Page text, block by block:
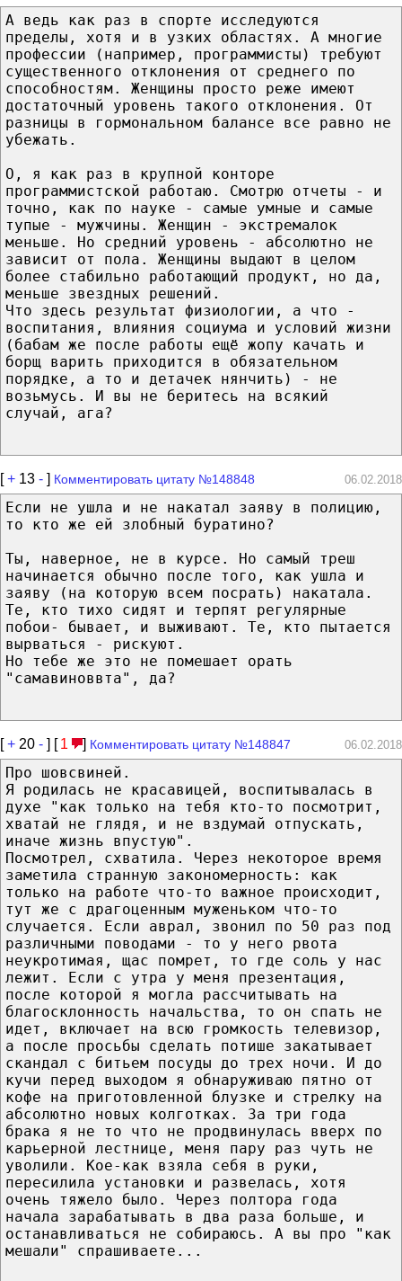
А ведь как раз в спорте исследуются
пределы, хотя и в узких областях. А многие
профессии (например, программисты) требуют
существенного отклонения от среднего по
способностям. Женщины просто реже имеют
достаточный уровень такого отклонения. От
разницы в гормональном балансе все равно не
убежать.
О, я как раз в крупной конторе
программистской работаю. Смотрю отчеты - и
точно, как по науке - самые умные и самые
тупые - мужчины. Женщин - экстремалок
меньше. Но средний уровень - абсолютно не
зависит от пола. Женщины выдают в целом
более стабильно работающий продукт, но да,
меньше звездных решений.
Что здесь результат физиологии, а что -
воспитания, влияния социума и условий жизни
(бабам же после работы ещё жопу качать и
борщ варить приходится в обязательном
порядке, а то и детачек нянчить) - не
возьмусь. И вы не беритесь на всякий
случай, ага?
[+ 13 - ] Комментировать цитату №148848 06.02.2018
Если не ушла и не накатал заяву в полицию,
то кто же ей злобный буратино?
Ты, наверное, не в курсе. Но самый треш
начинается обычно после того, как ушла и
заяву (на которую всем посрать) накатала.
Те, кто тихо сидят и терпят регулярные
побои- бывает, и выживают. Те, кто пытается
вырваться - рискуют.
Но тебе же это не помешает орать
"самавиноввта", да?
[+ 20 - ] [ 1 ] Комментировать цитату №148847 06.02.2018
Про шовсвиней.
Я родилась не красавицей, воспитывалась в
духе "как только на тебя кто-то посмотрит,
хватай не глядя, и не вздумай отпускать,
иначе жизнь впустую".
Посмотрел, схватила. Через некоторое время
заметила странную закономерность: как
только на работе что-то важное происходит,
тут же с драгоценным муженьком что-то
случается. Если аврал, звонил по 50 раз под
различными поводами - то у него рвота
неукротимая, щас помрет, то где соль у нас
лежит. Если с утра у меня презентация,
после которой я могла рассчитывать на
благосклонность начальства, то он спать не
идет, включает на всю громкость телевизор,
а после просьбы сделать потише закатывает
скандал с битьем посуды до трех ночи. И до
кучи перед выходом я обнаруживаю пятно от
кофе на приготовленной блузке и стрелку на
абсолютно новых колготках. За три года
брака я не то что не продвинулась вверх по
карьерной лестнице, меня пару раз чуть не
уволили. Кое-как взяла себя в руки,
пересилила установки и развелась, хотя
очень тяжело было. Через полтора года
начала зарабатывать в два раза больше, и
останавливаться не собираюсь. А вы про "как
мешали" спрашиваете...